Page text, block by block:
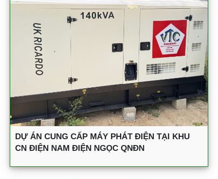
DỰ ÁN CUNG CẤP MÁY PHÁT ĐIỆN TẠI KHU
CN ĐIỆN NAM ĐIỆN NGỌC QNĐN